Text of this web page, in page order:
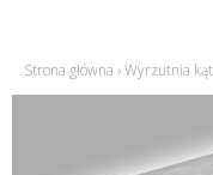
Strona główna ›Wyrzutnia